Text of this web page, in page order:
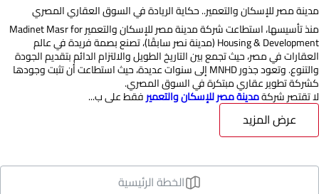
مدينة مصر للإسكان والتعمير.. حكاية الريادة في السوق العقاري المصري
منذ تأسيسها، استطاعت شركة مدينة مصر للإسكان والتعمير Madinet Masr for
Housing & Development (مدينة نصر سابقًا)، تصنع بصمة فريدة في عالم
العقارات في مصر، حيث تجمع بين التاريخ الطويل والالتزام الدائم بتقديم الجودة
والتنوع. وتعود جذور MNHD إلى سنوات عديدة، حيث استطاعت أن تثبت وجودها
كشركة تطوير عقاري مبتكرة في السوق المصري.
لا تقتصر شركةمدينة مصر للإسكان والتعميرفقط على ب...
عرض المزيد
الخطة الرئيسية